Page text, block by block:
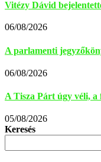
Vitézy Dávid
06/08/2026
A parlamenti
06/08/2026
A Tisza Párt úgy véli, a
05/08/2026
Keresés